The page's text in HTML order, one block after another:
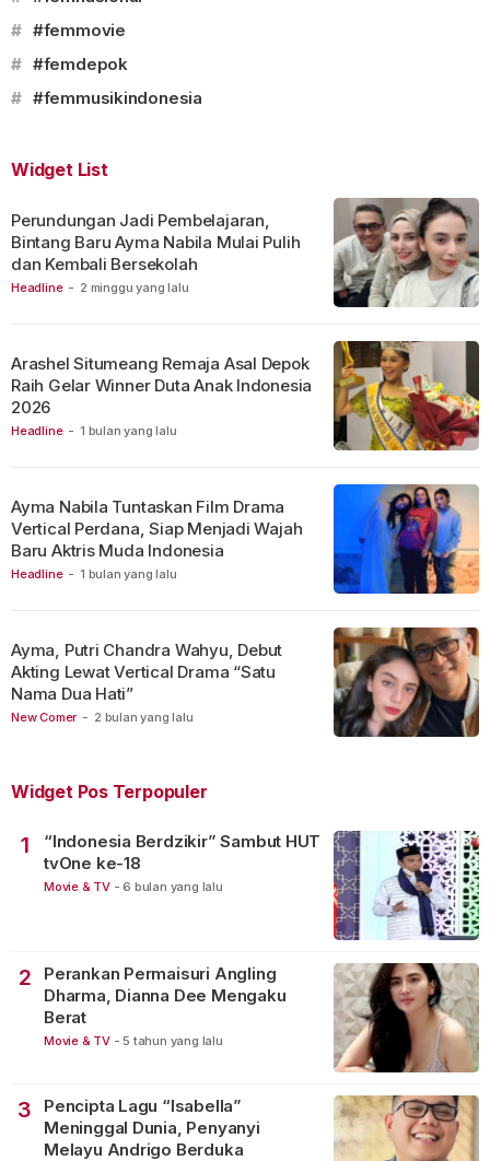
# #femmovie
# #femdepok
# #femmusikindonesia
Widget List
Headline - 2 minggu yang lalu
Perundungan Jadi Pembelajaran,
Bintang Baru Ayma Nabila Mulai Pulih
dan Kembali Bersekolah
Headline - 1 bulan yang lalu
Arashel Situmeang Remaja Asal Depok
Raih Gelar Winner Duta Anak Indonesia
2026
Headline - 1 bulan yang lalu
Ayma Nabila Tuntaskan Film Drama
Vertical Perdana, Siap Menjadi Wajah
Baru Aktris Muda Indonesia
New Comer - 2 bulan yang lalu
Ayma, Putri Chandra Wahyu, Debut
Akting Lewat Vertical Drama “Satu
Nama Dua Hati”
Widget Pos Terpopuler
1
“Indonesia Berdzikir” Sambut HUT
tvOne ke-18
Movie & TV - 6 bulan yang lalu
2
Perankan Permaisuri Angling
Dharma, Dianna Dee Mengaku
Berat
Movie & TV - 5 tahun yang lalu
3
Pencipta Lagu “Isabella”
Meninggal Dunia, Penyanyi
Melayu Andrigo Berduka